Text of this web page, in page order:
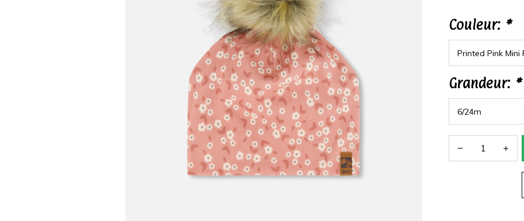
Couleur: *
Grandeur: *